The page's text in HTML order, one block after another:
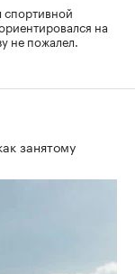
спортивной
на
не пожалел.
занятому